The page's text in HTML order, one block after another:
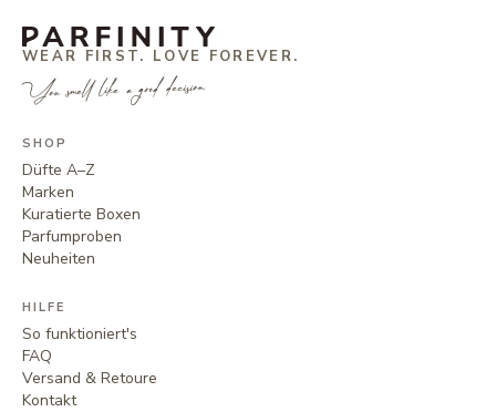
WEAR FIRST. LOVE FOREVER.
You smell like a good decision.
SHOP
Düfte A–Z
Marken
Kuratierte Boxen
Parfumproben
Neuheiten
HILFE
So funktioniert's
FAQ
Versand & Retoure
Kontakt